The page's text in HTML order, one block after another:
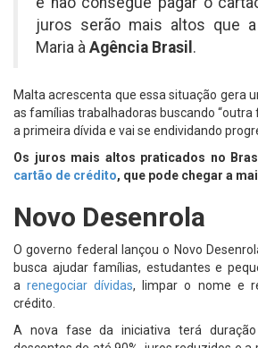
juros serão mais altos que a
Maria à Agência Brasil .
Malta acrescenta que essa situação gera
as famílias trabalhadoras buscando
a primeira dívida e vai se endividando
Os juros mais altos praticados no
cartão de crédito, que pode chegar a
Novo Desenrola
O governo federal lançou o Novo
busca ajudar famílias, estudantes e
arenegociar dívidas, limpar o nome e
crédito.
A nova fase da iniciativa terá